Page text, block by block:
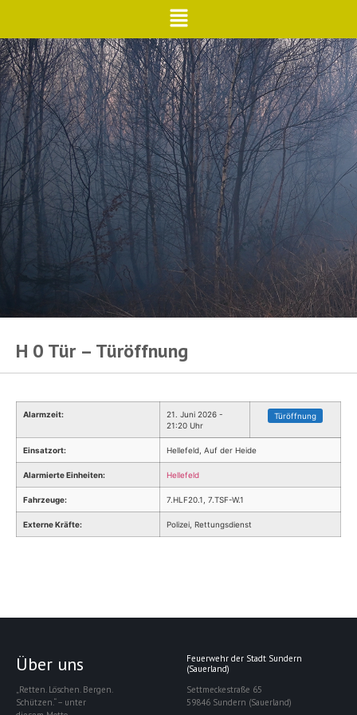
H 0 Tür – Türöffnung
Alarmzeit:
21. Juni 2026 -
21:20 Uhr
Türöffnung
Einsatzort: Hellefeld, Auf der Heide
Alarmierte Einheiten: Hellefeld
Fahrzeuge: 7.HLF20.1, 7.TSF-W.1
Externe Kräfte: Polizei, Rettungsdienst
Über uns
„Retten. Löschen. Bergen.
Schützen.“ – unter
Feuerwehr der Stadt Sundern
(Sauerland)
Settmeckestraße 65
59846 Sundern (Sauerland)